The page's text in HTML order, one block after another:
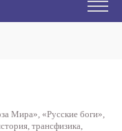
Мира», «Русские боги»,
трансфизика,